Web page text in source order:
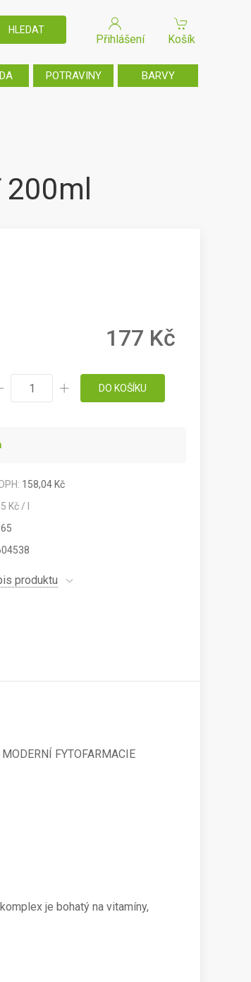
Přihlášení Košík
POTRAVINY BARVY
177 Kč
DO KOŠÍKU
158,04 Kč
Kč / l
produktu
FYTOFARMACIE
je bohatý na vitamíny,